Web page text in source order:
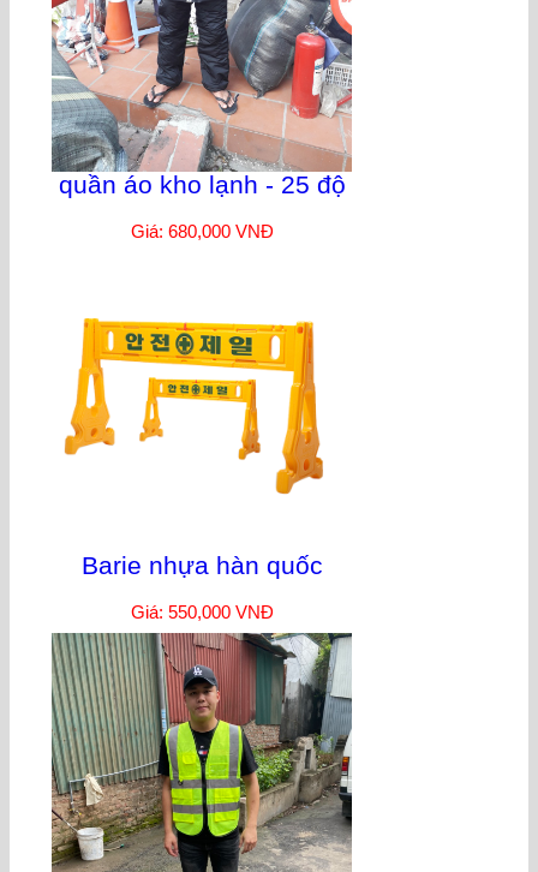
quần áo kho lạnh - 25 độ
Giá: 680,000 VNĐ
Barie nhựa hàn quốc
Giá: 550,000 VNĐ